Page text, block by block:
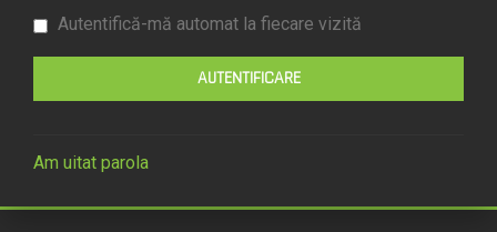
Autentifică-mă automat la fiecare vizită
Am uitat parola